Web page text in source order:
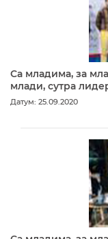
Са младима, за
млади, сутра
Датум: 25.09.2020